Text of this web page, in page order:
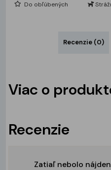
Do obľúbených
Recenzie (0)
Viac o
Recenzie
Zatiaľ nebolo